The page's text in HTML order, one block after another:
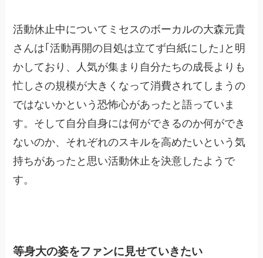
活動休止中についてミセスのボーカルの大森元貴
さんは｢活動再開の目処は立てず白紙にした｣と明
かしており、人気が集まり自分たちの成長よりも
忙しさの規模が大きくなって消費されてしまうの
ではないかという恐怖心があったと語っていま
す。そして自分自身には何ができるのか何ができ
ないのか、それぞれのスキルを高めたいという気
持ちがあったと思い活動休止を決意したようで
す。
等身大の姿をファンに見せていきたい